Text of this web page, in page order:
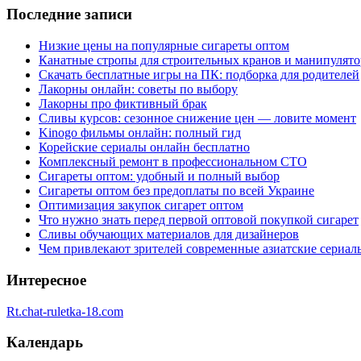
Последние записи
Низкие цены на популярные сигареты оптом
Канатные стропы для строительных кранов и
Скачать бесплатные игры на ПК: подборка для родителей
Лакорны онлайн: советы по выбору
Лакорны про фиктивный брак
Сливы курсов: сезонное снижение цен — ловите момент
Kinogo фильмы онлайн: полный гид
Корейские сериалы онлайн бесплатно
Комплексный ремонт в профессиональном СТО
Сигареты оптом: удобный и полный выбор
Сигареты оптом без предоплаты по всей Украине
Оптимизация закупок сигарет оптом
Что нужно знать перед первой оптовой покупкой сигарет
Сливы обучающих материалов для дизайнеров
Чем привлекают зрителей современные азиатские
Интересное
Rt.chat-ruletka-18.com
Календарь